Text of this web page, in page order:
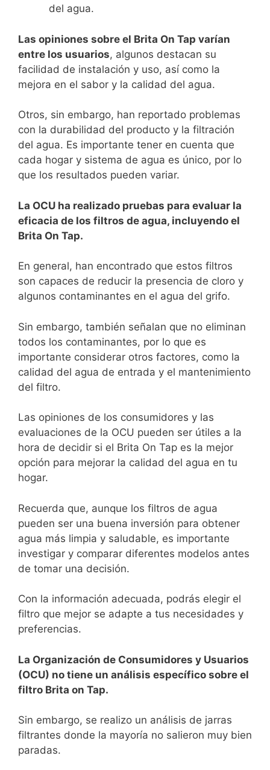
del agua.
Las opiniones sobre el Brita On⁢ Tap varían
entre los usuarios, ​algunos destacan su
facilidad de instalación y uso, así como la⁢
mejora en ‍el sabor y la calidad del ⁣agua.
Otros, sin embargo, han reportado problemas
con la‌ durabilidad del producto y la filtración
del ⁤agua. Es importante tener en cuenta que
cada⁤ hogar y sistema de agua es único, por⁢ lo
que ⁣los resultados pueden variar.
La OCU ha realizado pruebas para evaluar la
eficacia de los filtros de agua, incluyendo ⁤el
⁤Brita ‍On Tap.⁤
En general, ⁢han encontrado que estos filtros
son capaces de reducir la presencia de cloro y
algunos‌ contaminantes en el ‍agua del grifo.
Sin⁤ embargo, también señalan que no eliminan
todos los contaminantes, por lo que⁣ es‍
importante considerar otros factores, ‌como la
calidad del agua de entrada y el mantenimiento
del filtro.
Las opiniones​ de los consumidores y las
evaluaciones⁣ de la OCU pueden ⁣ser útiles a ⁤la
hora de decidir si el Brita On Tap es ‌la mejor
opción ⁣para mejorar la calidad del agua en⁢ tu
hogar.
Recuerda que, ⁢aunque los filtros de agua
pueden ser una buena ⁤inversión para ⁣obtener
agua más limpia y saludable, es ⁣importante
investigar y comparar diferentes modelos antes
de tomar una decisión.
Con la información adecuada, podrás elegir el
filtro que mejor​ se adapte a tus necesidades y
preferencias.
La Organización de Consumidores y Usuarios
(OCU) no tiene un análisis específico sobre el
filtro Brita on Tap.
Sin embargo, se realizo un análisis de jarras
filtrantes donde la mayoría no salieron muy bien
paradas.